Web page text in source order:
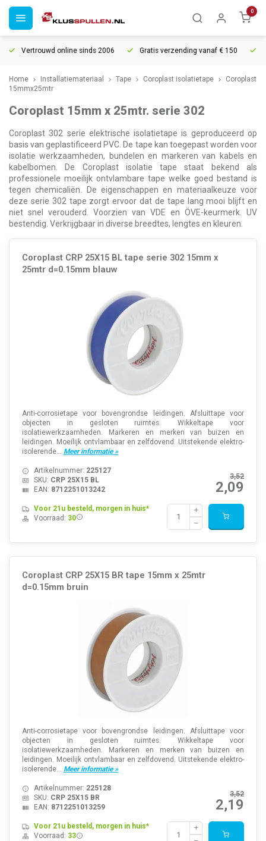
0
Vertrouwd online sinds 2006 Gratis verzending vanaf € 150 5%
Home Installatiemateriaal Tape Coroplast isolatietape
Coroplast
15mmx25mtr
Coroplast 15mm x 25mtr. serie 302
Coroplast 302 serie elektrische isolatietape is geproduceerd op
basis van geplastificeerd PVC. De tape kan toegepast worden voor
isolatie werkzaamheden, bundelen en markeren van kabels en
kabelbomen. De Coroplast isolatie tape staat bekend als
professionele moeilijk ontvlambare tape welke goed bestand is
tegen chemicaliën. De eigenschappen en materiaalkeuze voor
deze serie 302 tape zorgt ervoor dat de tape lang mooi blijft en
niet snel verouderd. Voorzien van VDE en ÖVE-keurmerk. UV
bestendig. Verkrijgbaar in diverse breedtes, lengtes en kleuren.
Coroplast CRP 25X15 BL tape serie 302 15mm x
25mtr d=0.15mm blauw
Anti-corrosietape voor bovengrondse leidingen. Afsluittape voor
objecten in gesloten ruimtes. Wikkeltape voor
isolatiewerkzaamheden. Markeren en merken van buizen en
leidingen. Moeilijk ontvlambaar en zelfdovend. Uitstekende elektro-
isolerende... Meer informatie »
3,52
2,09
Artikelnummer: 225127
SKU: CRP 25X15 BL
EAN: 8712251013242
Voor 21u besteld, morgen in huis*
Voorraad: 30
Coroplast CRP 25X15 BR tape 15mm x 25mtr
d=0.15mm bruin
Anti-corrosietape voor bovengrondse leidingen. Afsluittape voor
objecten in gesloten ruimtes. Wikkeltape voor
isolatiewerkzaamheden. Markeren en merken van buizen en
leidingen. Moeilijk ontvlambaar en zelfdovend. Uitstekende elektro-
isolerende... Meer informatie »
3,52
2,19
Artikelnummer: 225128
SKU: CRP 25X15 BR
EAN: 8712251013259
Voor 21u besteld, morgen in huis*
Voorraad: 33